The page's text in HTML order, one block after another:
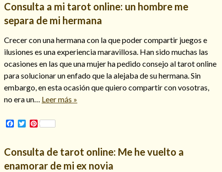
Consulta a mi tarot online: un hombre me
separa de mi hermana
Crecer con una hermana con la que poder compartir juegos e
ilusiones es una experiencia maravillosa. Han sido muchas las
ocasiones en las que una mujer ha pedido consejo al tarot online
para solucionar un enfado que la alejaba de su hermana. Sin
embargo, en esta ocasión que quiero compartir con vosotras,
no era un… Leer más »
Facebook
Twitter
Pinterest
Consulta de tarot online: Me he vuelto a
enamorar de mi ex novia